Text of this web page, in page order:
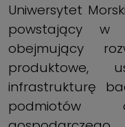
Uniwersytet
powstający w
obejmujący
produktowe,
infrastrukturę
podmiotów